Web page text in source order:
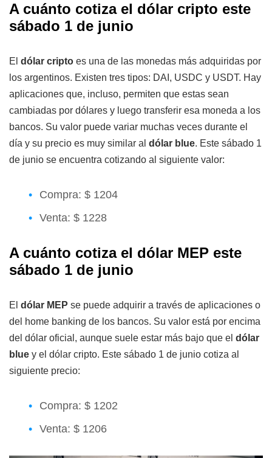
A cuánto cotiza el dólar cripto este
sábado 1 de junio
El dólar cripto es una de las monedas más adquiridas por
los argentinos. Existen tres tipos: DAI, USDC y USDT. Hay
aplicaciones que, incluso, permiten que estas sean
cambiadas por dólares y luego transferir esa moneda a los
bancos. Su valor puede variar muchas veces durante el
día y su precio es muy similar al dólar blue. Este sábado 1
de junio se encuentra cotizando al siguiente valor:
Compra: $ 1204
Venta: $ 1228
A cuánto cotiza el dólar MEP este
sábado 1 de junio
El dólar MEP se puede adquirir a través de aplicaciones o
del home banking de los bancos. Su valor está por encima
del dólar oficial, aunque suele estar más bajo que el dólar
blue y el dólar cripto. Este sábado 1 de junio cotiza al
siguiente precio:
Compra: $ 1202
Venta: $ 1206